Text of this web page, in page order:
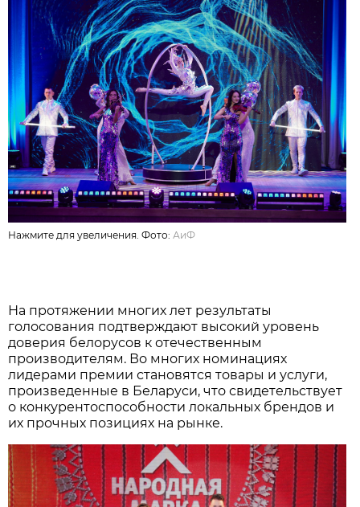
Нажмите для увеличения. Фото:АиФ
На протяжении многих лет результаты
голосования подтверждают высокий уровень
доверия белорусов к отечественным
производителям. Во многих номинациях
лидерами премии становятся товары и услуги,
произведенные в Беларуси, что свидетельствует
о конкурентоспособности локальных брендов и
их прочных позициях на рынке.